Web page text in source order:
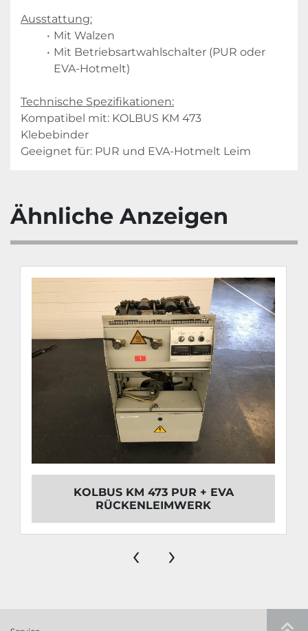
Ausstattung:
Mit Walzen
Mit Betriebsartwahlschalter (PUR oder
EVA-Hotmelt)
Technische Spezifikationen:
Kompatibel mit: KOLBUS KM 473
Klebebinder
Geeignet für: PUR und EVA-Hotmelt Leim
Ähnliche Anzeigen
KOLBUS KM 473 PUR + EVA
RÜCKENLEIMWERK
‹ ›